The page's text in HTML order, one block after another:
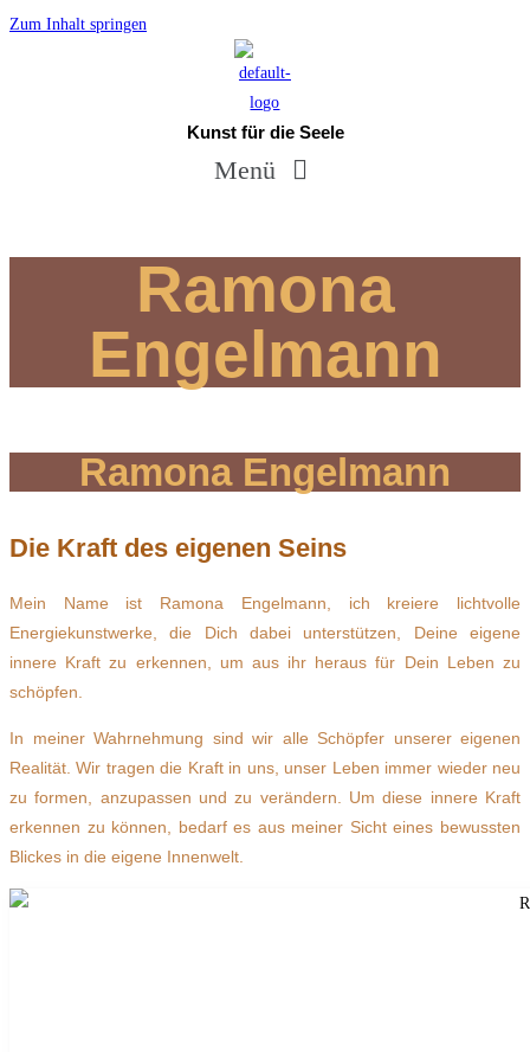
Zum Inhalt springen
Kunst für die Seele
Menü
Ramona
Engelmann
Ramona Engelmann
Die Kraft des eigenen Seins
Mein Name ist Ramona Engelmann, ich kreiere lichtvolle
Energiekunstwerke, die Dich dabei unterstützen, Deine eigene
innere Kraft zu erkennen, um aus ihr heraus für Dein Leben zu
schöpfen.
In meiner Wahrnehmung sind wir alle Schöpfer unserer eigenen
Realität. Wir tragen die Kraft in uns, unser Leben immer wieder neu
zu formen, anzupassen und zu verändern. Um diese innere Kraft
erkennen zu können, bedarf es aus meiner Sicht eines bewussten
Blickes in die eigene Innenwelt.